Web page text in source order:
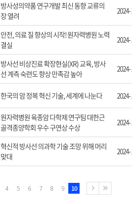
방사성의약품 연구개발 최신 동향 교류의
장 열려
2024-12-
안전, 의료 질 향상의 시작! 원자력병원 노력
결실
2024-12-
방사선 비상진료 확장현실(XR) 교육, 방사
선 계측 숙련도 향상 만족감 높아
2024-12-
한국의 암 정복 혁신 기술, 세계에 나눈다 2024-11-
원자력병원 육종암 다학제 연구팀 대한근
골격종양학회 우수 구연상 수상
2024-11-
혁신적 방사선 의과학 기술 조망 위해 머리
맞대
2024-11-
4 5 6 7 8 9 10